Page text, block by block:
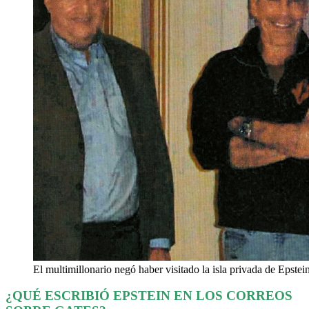
El multimillonario negó haber visitado la isla privada de
¿QUÉ ESCRIBIÓ EPSTEIN EN LOS CORREOS